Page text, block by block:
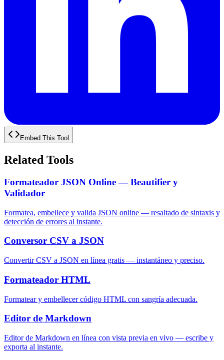
Embed This Tool
Related Tools
Formateador JSON Online — Beautifier y
Validador
Formatea, embellece y valida JSON online — resaltado de sintaxis y
detección de errores al instante.
Conversor CSV a JSON
Convertir CSV a JSON en línea gratis — instantáneo y preciso.
Formateador HTML
Formatear y embellecer código HTML con sangría adecuada.
Editor de Markdown
Editor de Markdown en línea con vista previa en vivo — escribe y
exporta al instante.